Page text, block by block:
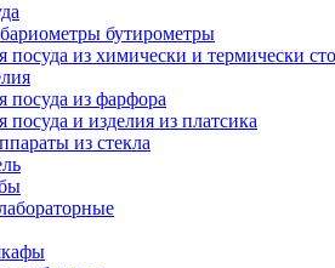
бутирометры
посуда из химически и термически
посуда из фарфора
посуда и изделия из платсика
из стекла